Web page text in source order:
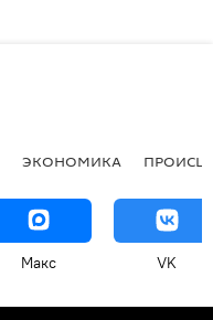
ЭКОНОМИКА
Макс VK